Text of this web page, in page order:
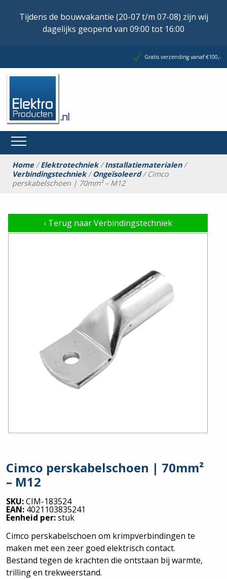
Tijdens de bouwvakantie (20-07 t/m 07-08) zijn wij
dagelijks geopend van 09:00 tot 16:00
Gratis verzending vanaf €100,-
Home/Elektrotechniek/Installatiematerialen/
Verbindingstechniek/Ongeïsoleerd/ Cimco
perskabelschoen | 70mm² – M12
‹ Terug naar Verbindingstechniek
Cimco perskabelschoen | 70mm²
– M12
SKU:CIM-183524
EAN: 4021103835241
Eenheid per:stuk
Cimco perskabelschoen om krimpverbindingen te
maken met een zeer goed elektrisch contact.
Bestand tegen de krachten die ontstaan bij warmte,
trilling en trekweerstand.